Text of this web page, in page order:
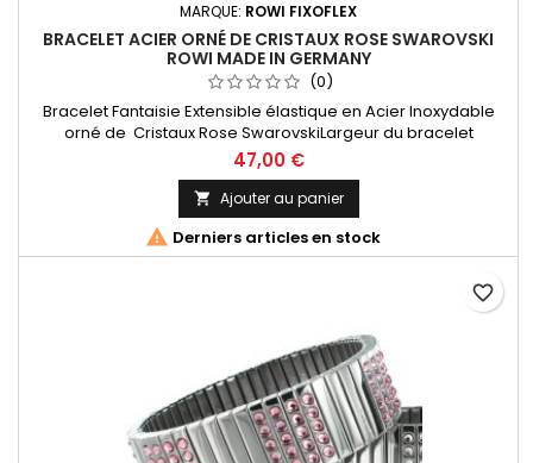
MARQUE: ROWI FIXOFLEX
BRACELET ACIER ORNÉ DE CRISTAUX ROSE SWAROVSKI
ROWI MADE IN GERMANY
(0)
Bracelet Fantaisie Extensible élastique en Acier Inoxydable
orné de Cristaux Rose SwarovskiLargeur du bracelet
12mmDiamètre de 60mm, extensible à 80mm.Rowi Since 1895
Made In Germany
47,00 €
 Ajouter au panier
 Derniers articles en stock
favorite_border